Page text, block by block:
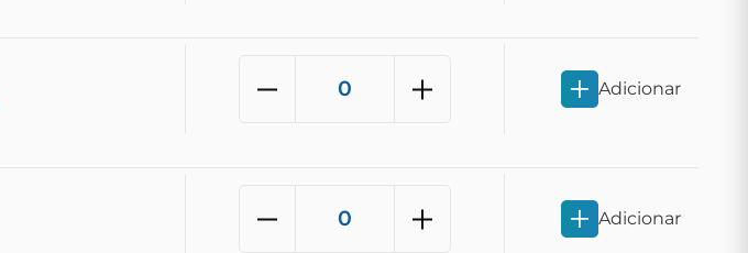
Adicionar
Adicionar